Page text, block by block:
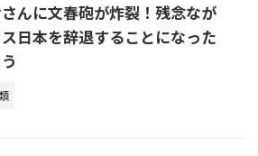
んに文春砲が炸裂！残念なが
日本を辞退することになった